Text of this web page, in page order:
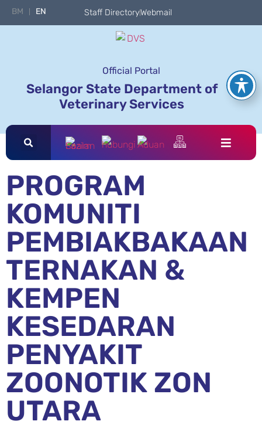
BM EN Staff DirectoryWebmail
Official Portal
Selangor State Department of
Veterinary Services
PROGRAM
KOMUNITI
PEMBIAKBAKAAN
TERNAKAN &
KEMPEN
KESEDARAN
PENYAKIT
ZOONOTIK ZON
UTARA